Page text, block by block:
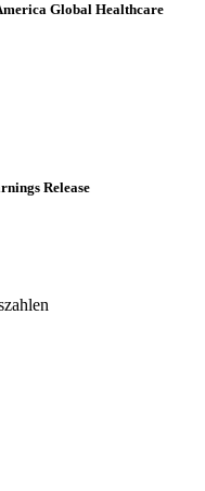
Global Healthcare
Release